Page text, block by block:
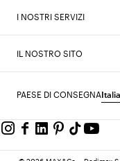
I NOSTRI SERVIZI
IL NOSTRO SITO
PAESE DI CONSEGNAItalia